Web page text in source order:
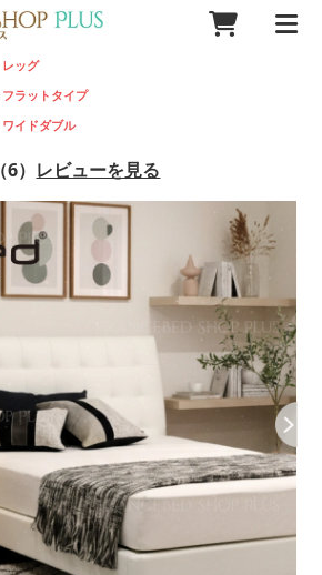
レッグ
フラットタイプ
ワイドダブル
（6） レビューを見る